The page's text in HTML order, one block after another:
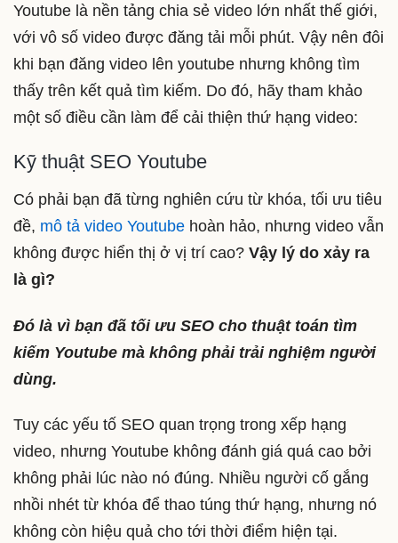
Youtube là nền tảng chia sẻ video lớn nhất thế giới,
với vô số video được đăng tải mỗi phút. Vậy nên đôi
khi bạn đăng video lên youtube nhưng không tìm
thấy trên kết quả tìm kiếm. Do đó, hãy tham khảo
một số điều cần làm để cải thiện thứ hạng video:
Kỹ thuật SEO Youtube
Có phải bạn đã từng nghiên cứu từ khóa, tối ưu tiêu
đề, mô tả video Youtube hoàn hảo, nhưng video vẫn
không được hiển thị ở vị trí cao? Vậy lý do xảy ra
là gì?
Đó là vì bạn đã tối ưu SEO cho thuật toán tìm
kiếm Youtube mà không phải trải nghiệm người
dùng.
Tuy các yếu tố SEO quan trọng trong xếp hạng
video, nhưng Youtube không đánh giá quá cao bởi
không phải lúc nào nó đúng. Nhiều người cố gắng
nhồi nhét từ khóa để thao túng thứ hạng, nhưng nó
không còn hiệu quả cho tới thời điểm hiện tại.